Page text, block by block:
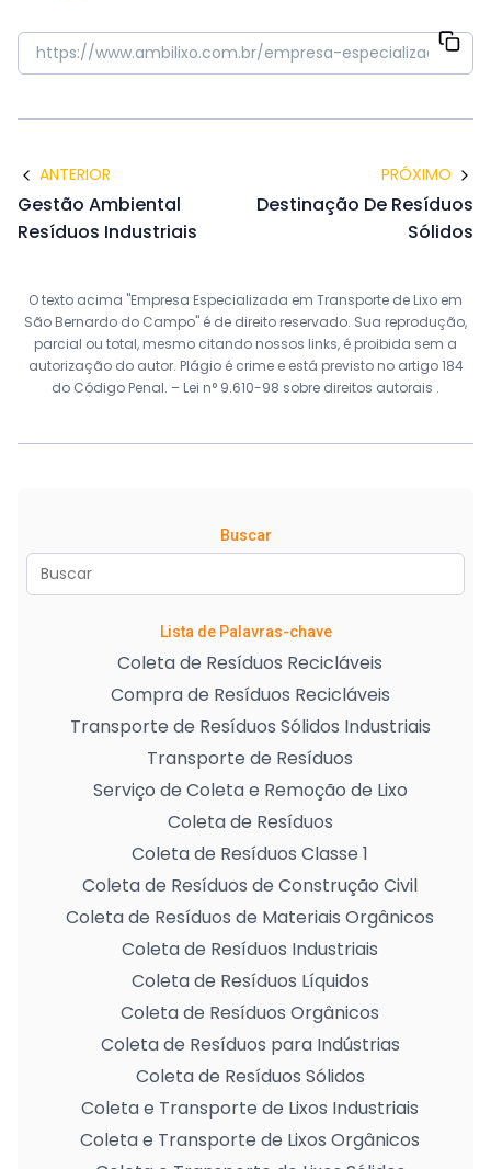
ANTERIOR
Gestão Ambiental
Resíduos Industriais
PRÓXIMO
Destinação De Resíduos
Sólidos
O texto acima "Empresa Especializada em Transporte de Lixo em
São Bernardo do Campo" é de direito reservado. Sua reprodução,
parcial ou total, mesmo citando nossos links, é proibida sem a
autorização do autor. Plágio é crime e está previsto no artigo 184
do Código Penal. – Lei n° 9.610-98 sobre direitos autorais .
Buscar
Lista de Palavras-chave
Coleta de Resíduos Recicláveis
Compra de Resíduos Recicláveis
Transporte de Resíduos Sólidos Industriais
Transporte de Resíduos
Serviço de Coleta e Remoção de Lixo
Coleta de Resíduos
Coleta de Resíduos Classe 1
Coleta de Resíduos de Construção Civil
Coleta de Resíduos de Materiais Orgânicos
Coleta de Resíduos Industriais
Coleta de Resíduos Líquidos
Coleta de Resíduos Orgânicos
Coleta de Resíduos para Indústrias
Coleta de Resíduos Sólidos
Coleta e Transporte de Lixos Industriais
Coleta e Transporte de Lixos Orgânicos